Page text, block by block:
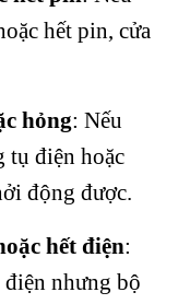
hết pin, cửa
hỏng: Nếu
tụ điện hoặc
động được.
hết điện:
nhưng bộ